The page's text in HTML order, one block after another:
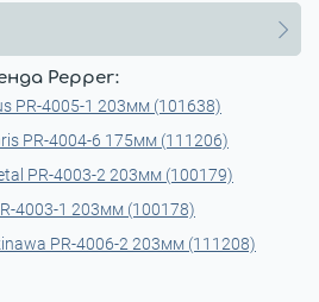
Pepper:
PR-4005-1 203мм (101638)
PR-4004-6 175мм (111206)
PR-4003-2 203мм (100179)
4003-1 203мм (100178)
PR-4006-2 203мм (111208)